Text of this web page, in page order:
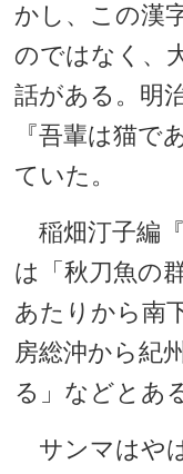
かし、この漢
のではなく、
話がある。明
『吾輩は猫で
ていた。
稲畑汀子編
は「秋刀魚の
あたりから南
房総沖から紀
る」などとあ
サンマはや